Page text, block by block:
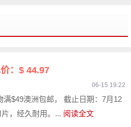
：$ 44.97
06-15 19:22
满$49澳洲包邮， 截止日期：7月12
，经久耐用。... 阅读全文